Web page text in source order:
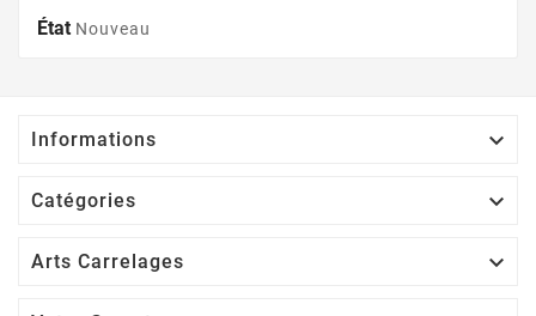
État Nouveau
Informations 
Catégories 
Arts Carrelages 